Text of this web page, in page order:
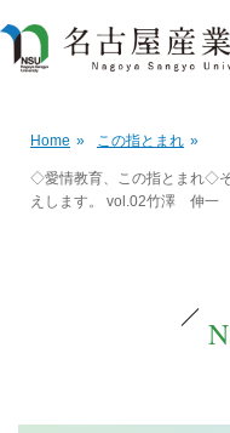
Home » この指とまれ »
◇愛情教育、この指とまれ◇
えします。 vol.02竹澤 伸一